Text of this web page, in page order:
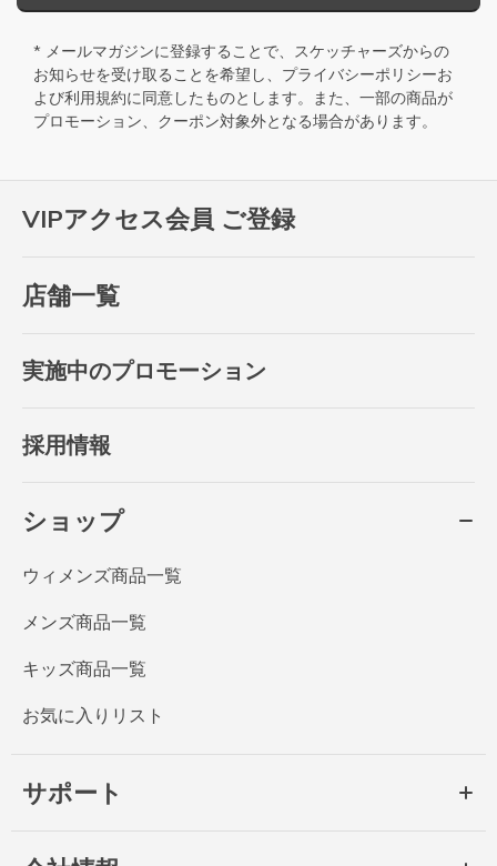
VIPアクセス会員 ご登録
店舗一覧
実施中のプロモーション
採用情報
ショップ
ウィメンズ商品一覧
メンズ商品一覧
キッズ商品一覧
お気に入りリスト
サポート
* メールマガジンに登録することで、スケッチャーズからの
お知らせを受け取ることを希望し、 プライバシーポリシーお
よび利用規約に同意したものとします。また、一部の商品が
プロモーション、クーポン対象外となる場合があります。